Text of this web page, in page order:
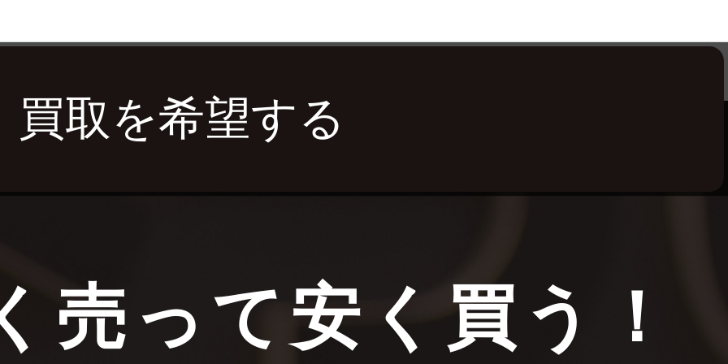
買取を希望する
売って安く買う！